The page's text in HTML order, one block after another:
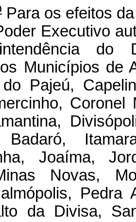
Para os efeitos
Executivo
do
Municípios de
Pajeú,
Badaró,
Joaíma,
Novas,
Pedra
da Divisa,